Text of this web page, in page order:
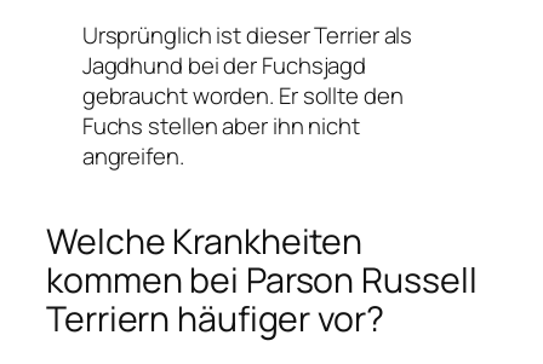
Ursprünglich ist dieser Terrier als
Jagdhund bei der Fuchsjagd
gebraucht worden. Er sollte den
Fuchs stellen aber ihn nicht
angreifen.
Welche Krankheiten
kommen bei Parson Russell
Terriern häufiger vor?